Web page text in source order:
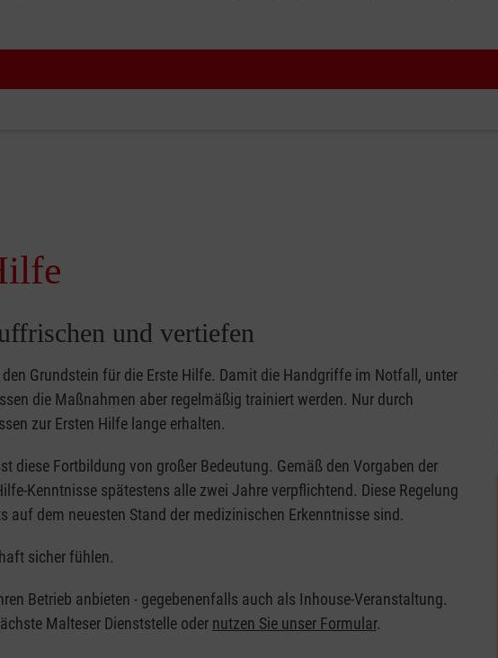
und vertiefen
Grundstein für die Erste Hilfe. Damit die Handgriffe im Notfall, unter
die Maßnahmen aber regelmäßig trainiert werden. Nur durch
zur Ersten Hilfe lange erhalten.
diese Fortbildung von großer Bedeutung. Gemäß den Vorgaben der
Kenntnisse spätestens alle zwei Jahre verpflichtend. Diese Regelung
dem neuesten Stand der medizinischen Erkenntnisse sind.
sicher fühlen.
Betrieb anbieten - gegebenenfalls auch als Inhouse-Veranstaltung.
Malteser Dienststelle oder nutzen Sie unser Formular.